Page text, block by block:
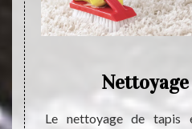
qui
Le nettoyage de tapis